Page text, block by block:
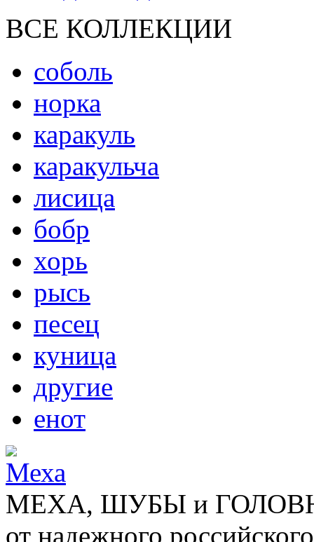
ВСЕ КОЛЛЕКЦИИ
соболь
норка
каракуль
каракульча
лисица
бобр
хорь
рысь
песец
куница
другие
енот
МЕХА, ШУБЫ и
от надежного